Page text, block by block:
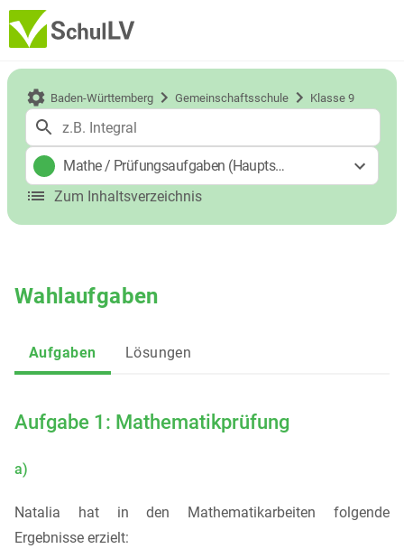
Baden-Württemberg Gemeinschaftsschule Klasse 9
Mathe/ Prüfungsaufgaben (Hauptschulabschluss)
Zum Inhaltsverzeichnis
Wahlaufgaben
Aufgaben Lösungen
Aufgabe 1: Mathematikprüfung
a)
Natalia hat in den Mathematikarbeiten folgende
Ergebnisse erzielt: